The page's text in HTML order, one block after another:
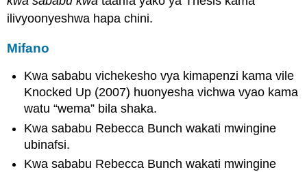
ilivyoonyeshwa hapa chini.
Mifano
Kwa sababu vichekesho vya kimapenzi kama vile
Knocked Up (2007) huonyesha vichwa vyao kama
watu “wema” bila shaka.
Kwa sababu Rebecca Bunch wakati mwingine
ubinafsi.
Kwa sababu Rebecca Bunch wakati mwingine